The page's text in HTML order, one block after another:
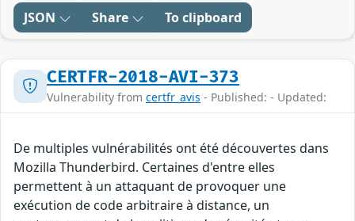
JSON Share To clipboard
CERTFR-2018-AVI-373
Vulnerability from certfr_avis - Published: - Updated:
De multiples vulnérabilités ont été découvertes dans
Mozilla Thunderbird. Certaines d'entre elles
permettent à un attaquant de provoquer une
exécution de code arbitraire à distance, un